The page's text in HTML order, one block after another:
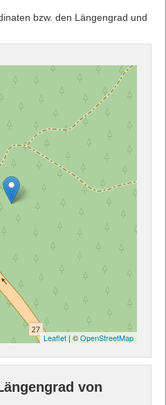
bzw. den Längengrad und
Leaflet | ©OpenStreetMap
von